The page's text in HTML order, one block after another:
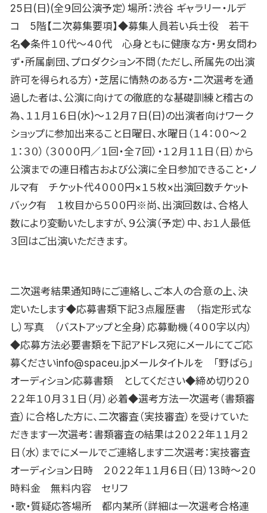
25日(日)(全９回公演予定）場所：渋谷 ギャラリー・ルデ
コ 5階【二次募集要項】◆募集人員若い兵士役 若干
名◆条件１０代〜４０代 心身ともに健康な方・男女問わ
ず・所属劇団、プロダクション不問（ただし、所属先の出演
許可を得られる方）・芝居に情熱のある方・二次選考を通
過した者は、公演に向けての徹底的な基礎訓練と稽古の
為、１１月１６日(水)〜１２月７日(日)の出演者向けワーク
ショップに参加出来ること日曜日、水曜日（１４：００〜２
１：３０）（３０００円／１回・全７回）・１２月１１日（日）から
公演までの連日稽古および公演に全日参加できること・ノ
ルマ有 チケット代４０００円×１５枚×出演回数チケット
バック有 １枚目から５００円※尚、出演回数は、合格人
数により変動いたしますが、９公演（予定）中、お１人最低
３回はご出演いただきます。
二次選考結果通知時にご連絡し、ご本人の合意の上、決
定いたします◆応募書類下記３点履歴書 （指定形式な
し）写真 （バストアップと全身）応募動機（４００字以内）
◆応募方法必要書類を下記アドレス宛にメールにてご応
募くださいinfo@spaceu.jpメールタイトルを 「野ばら」
オーディション応募書類 としてください◆締め切り２０
２２年１０月３１日（月）必着◆選考方法一次選考（書類審
査）に合格した方に、二次審査（実技審査）を受けていた
だきます一次選考：書類審査の結果は２０２２年１１月２
日（水）までにメールでご連絡します二次選考：実技審査
オーディション日時 ２０２２年１１月６日（日）1３時〜２０
時料金 無料内容 セリフ
・歌・質疑応答場所 都内某所（詳細は一次選考合格連